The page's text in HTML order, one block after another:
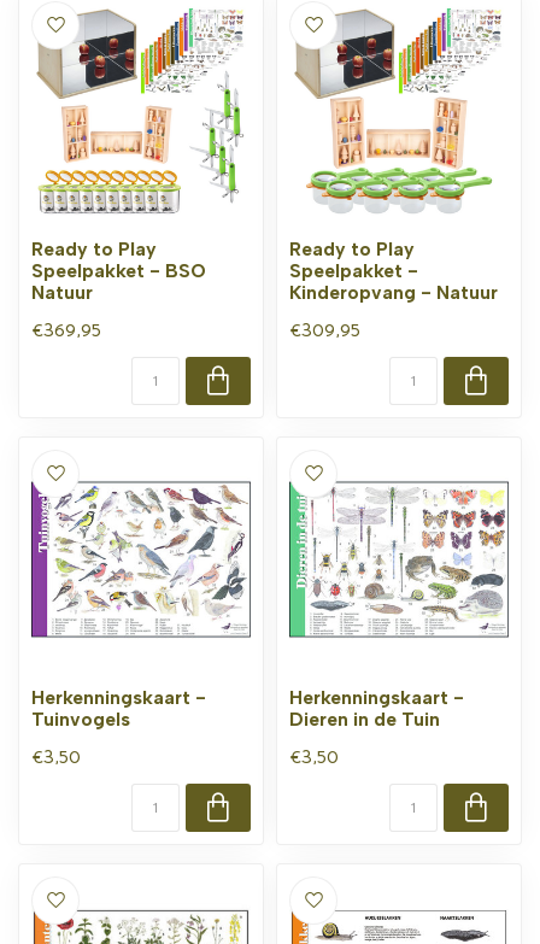
Ready to Play
Speelpakket - BSO
Natuur
€369,95
Ready to Play
Speelpakket -
Kinderopvang - Natuur
€309,95
Herkenningskaart -
Tuinvogels
€3,50
Herkenningskaart -
Dieren in de Tuin
€3,50